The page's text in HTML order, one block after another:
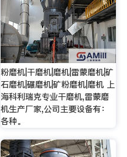
粉磨机|干磨机|磨机|雷蒙磨机|矿
石磨机|碾磨机|矿粉磨机|磨机 上
海科利瑞克专业干磨机,雷蒙磨
机生产厂家,公司主要设备有：
各种。